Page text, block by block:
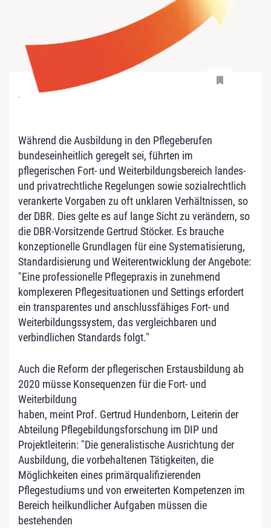
-
Während die Ausbildung in den Pflegeberufen
bundeseinheitlich geregelt sei, führten im
pflegerischen Fort- und Weiterbildungsbereich landes-
und privatrechtliche Regelungen sowie sozialrechtlich
verankerte Vorgaben zu oft unklaren Verhältnissen, so
der DBR. Dies gelte es auf lange Sicht zu verändern, so
die DBR-Vorsitzende Gertrud Stöcker. Es brauche
konzeptionelle Grundlagen für eine Systematisierung,
Standardisierung und Weiterentwicklung der Angebote:
"Eine professionelle Pflegepraxis in zunehmend
komplexeren Pflegesituationen und Settings erfordert
ein transparentes und anschlussfähiges Fort- und
Weiterbildungssystem, das vergleichbaren und
verbindlichen Standards folgt."
Auch die Reform der pflegerischen Erstausbildung ab
2020 müsse Konsequenzen für die Fort- und
Weiterbildung
haben, meint Prof. Gertrud Hundenborn, Leiterin der
Abteilung Pflegebildungsforschung im DIP und
Projektleiterin: "Die generalistische Ausrichtung der
Ausbildung, die vorbehaltenen Tätigkeiten, die
Möglichkeiten eines primärqualifizierenden
Pflegestudiums und von erweiterten Kompetenzen im
Bereich heilkundlicher Aufgaben müssen die
bestehenden